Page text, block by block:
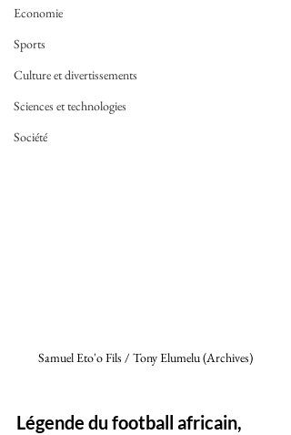
Economie
Sports
Culture et divertissements
Sciences et technologies
Société
Samuel Eto'o Fils / Tony Elumelu (Archives)
Légende du football africain,